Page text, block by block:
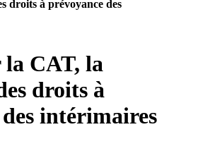
droits à prévoyance des
la CAT, la
droits à
intérimaires